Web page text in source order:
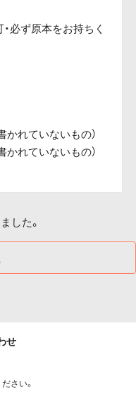
必ず原本をお持ちく
かれていないもの）
かれていないもの）
した。
せ
さい。